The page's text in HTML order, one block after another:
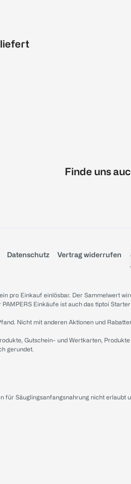
Finde uns
Datenschutz Vertrag widerrufen
pro Einkauf einlösbar. Der Sammelwert
Einkäufe ist auch das tiptoi
Nicht mit anderen Aktionen und
Gutschein- und Wertkarten,
gerundet.
für Säuglingsanfangsnahrung nicht erlaubt